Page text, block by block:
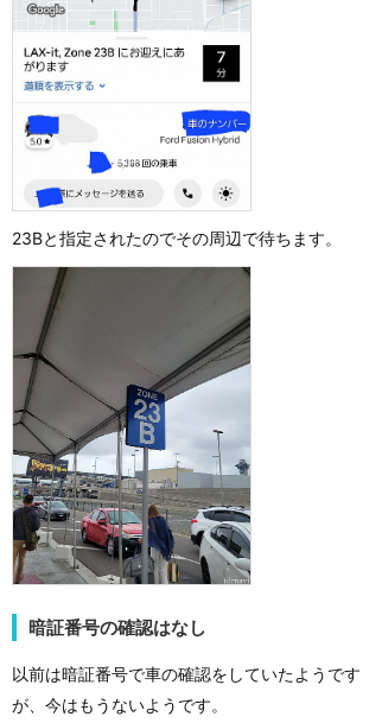
23Bと指定されたのでその周辺で待ちます。
暗証番号の確認はなし
以前は暗証番号で車の確認をしていたようです
が、今はもうないようです。